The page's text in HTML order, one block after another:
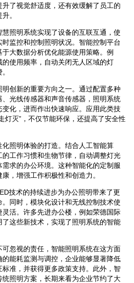
了视觉舒适度，还有效缓解了员工的
。
照明系统实现了设备的互联互通，使
监控和控制照明状况。智能控制平台
大数据分析优化能源使用策略。例
使用频率，自动关闭无人区域的灯
创新的重要方向之一。通过配置多种
光线传感器和声音传感器，照明系统
化，进而作出快速响应。应用此类技
灯灭”，不仅节能环保，还提高了安全性
照明体验的打造。结合人工智能算
工作习惯和生物节律，自动调整灯光
求的办公环境。这种智能化的定制服
，增强工作积极性和创造力。
技术的持续进步为办公照明带来了更
同时，模块化设计和无线控制技术使
活。许多先进办公楼，例如荣德国际
这些新技术，实现了照明系统的智能
忽视的责任，智能照明系统在这方面
能耗监测与调控，企业能够显著降低
准，并获得更多政策支持。此外，智
照明方案，长期来看为企业节约了大